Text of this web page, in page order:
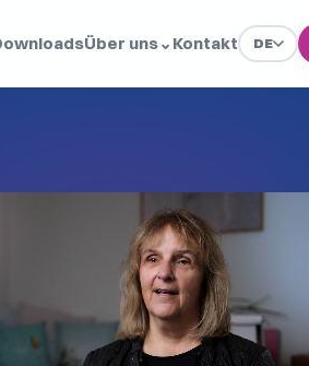
Über uns⌄ Kontakt DE